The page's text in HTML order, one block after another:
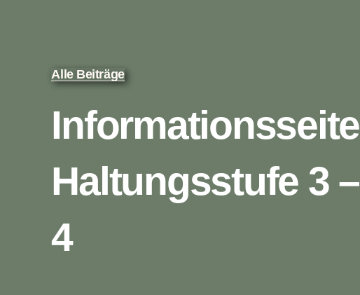
Alle Beiträge
Informationsseite
Haltungsstufe 3 –
4